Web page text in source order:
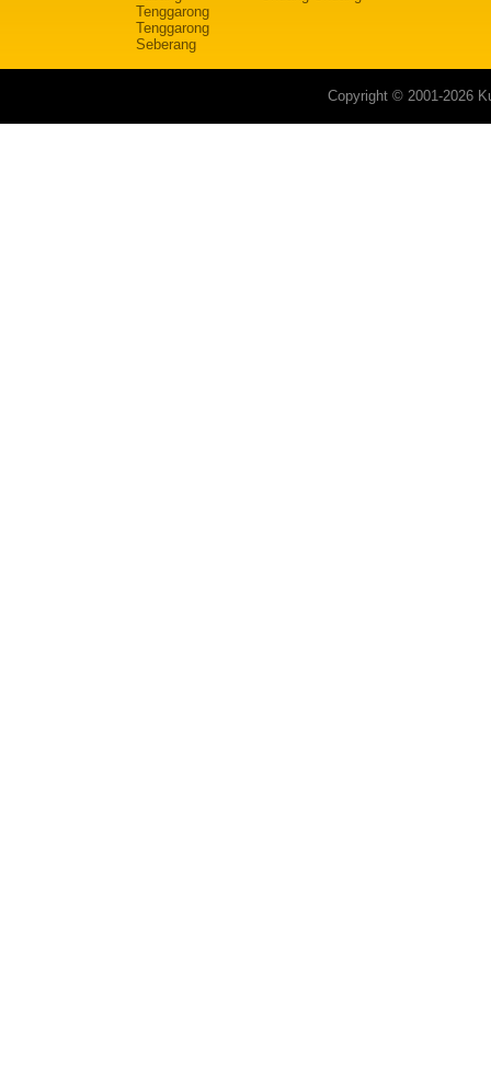
Tenggarong
Tenggarong
Seberang
Copyright © 2001-2026